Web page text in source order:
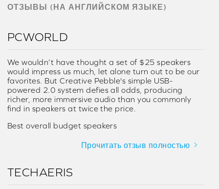
ОТЗЫВЫ (НА АНГЛИЙСКОМ ЯЗЫКЕ)
PCWORLD
We wouldn’t have thought a set of $25 speakers
would impress us much, let alone turn out to be our
favorites. But Creative Pebble's simple USB-
powered 2.0 system defies all odds, producing
richer, more immersive audio than you commonly
find in speakers at twice the price.
Best overall budget speakers
Прочитать отзыв полностью
TECHAERIS